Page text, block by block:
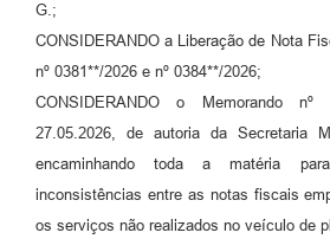
G.;
CONSIDERANDO a Liberação de Nota
nº 0381**/2026 e nº 0384**/2026;
CONSIDERANDO o Memorando
27.05.2026, de autoria da Secretaria
encaminhando toda a matéria
inconsistências entre as notas fiscais
os serviços não realizados no veículo de